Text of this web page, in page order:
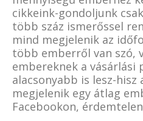
cikkeink-gondoljunk
több száz ismerőssel
mind megjelenik az
több emberről van szó,
embereknek a vásárlási
alacsonyabb is lesz-
megjelenik egy átlag
Facebookon,